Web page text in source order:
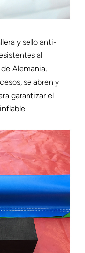
y sello anti-
al
Alemania,
se abren y
garantizar el